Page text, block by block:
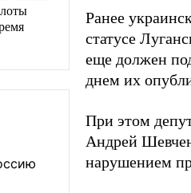
Ранее
статусе
еще должен
днем их
При этом
Андрей
нарушением